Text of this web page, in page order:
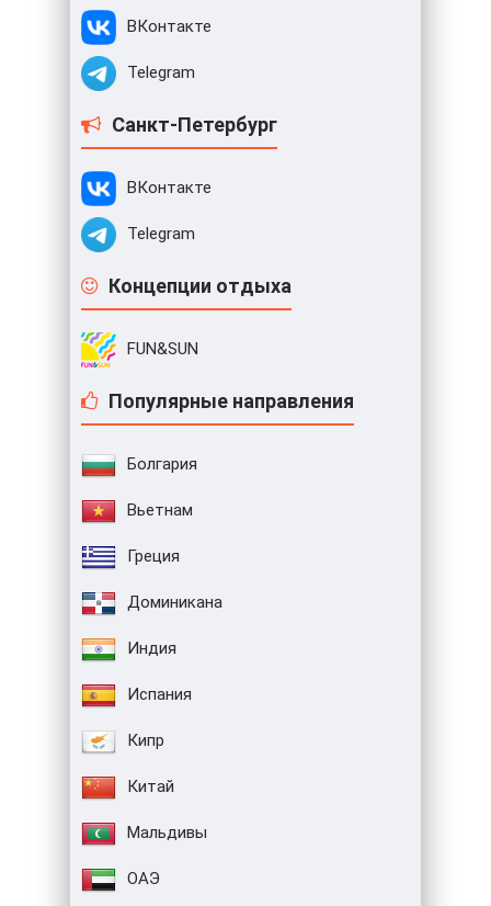
ВКонтакте
Telegram
Санкт-Петербург
ВКонтакте
Telegram
Концепции отдыха
FUN&SUN
Популярные направления
Болгария
Вьетнам
Греция
Доминикана
Индия
Испания
Кипр
Китай
Мальдивы
ОАЭ